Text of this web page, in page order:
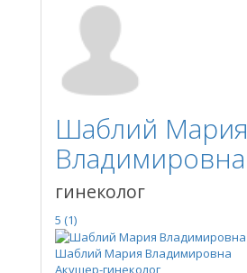
Шаблий Мария
Владимировна
гинеколог
5 (1)
Шаблий Мария Владимировна
Акушер-гинеколог